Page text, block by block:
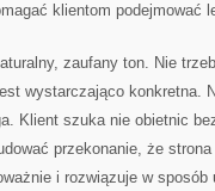
klientom podejmować
zaufany ton. Nie
wystarczająco konkretna.
Klient szuka nie obietnic
przekonanie, że
i rozwiązuje w sposób